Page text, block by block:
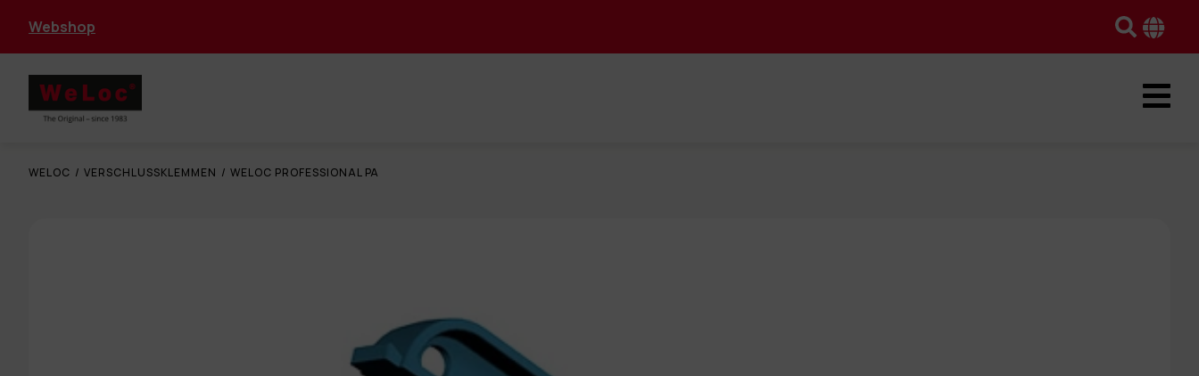
Webshop
WELOC / VERSCHLUSSKLEMMEN / WELOC PROFESSIONAL PA